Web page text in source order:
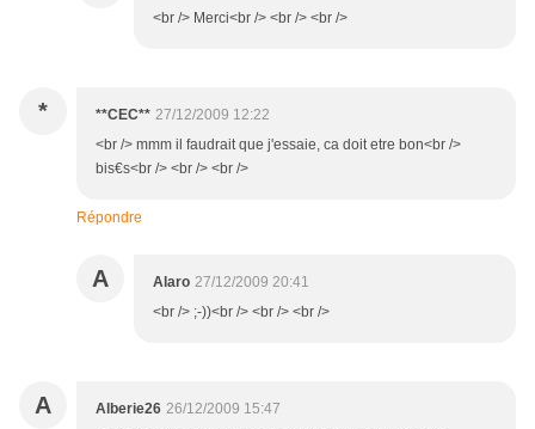
<br /> Merci<br /> <br /> <br />
* **CEC** 27/12/2009 12:22
<br /> mmm il faudrait que j'essaie, ca doit etre bon<br />
bis€s<br /> <br /> <br />
Répondre
A Alaro 27/12/2009 20:41
<br /> ;-))<br /> <br /> <br />
A Alberie26 26/12/2009 15:47